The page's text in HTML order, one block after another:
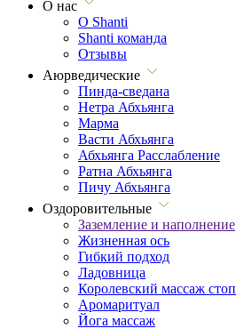
О нас
О Shanti
Shanti команда
Отзывы
Аюрведические
Пинда-сведана
Нетра Абхьянга
Марма
Васти Абхьянга
Абхьянга Расслабление
Ратна Абхьянга
Пичу Абхьянга
Оздоровительные
Заземление и наполнение
Жизненная ось
Гибкий подход
Ладовница
Королевский массаж стоп
Аромаритуал
Йога массаж